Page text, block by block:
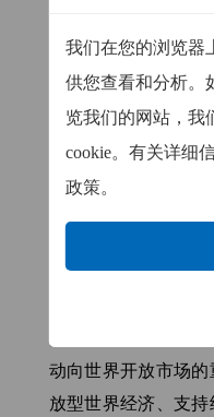
中国国际进口博览
亲自提出、亲自部
动向世界开放市场
放型世界经济、支
我们在您的浏览器
供您查看和分析。
览我们的网站，我
cookie。有关详细
政策。